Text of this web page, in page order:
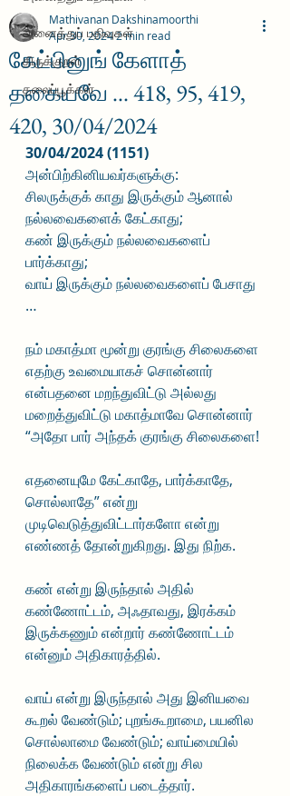
அனைத்துப் பதிவுகள்
திருக்குறள்
தலைப்பூக்கள்
கேட்பினுங் கேளாத்
தகையவே ... 418, 95, 419,
420, 30/04/2024
Mathivanan Dakshinamoorthi
Apr 30, 20242 min read
30/04/2024 (1151)
அன்பிற்கினியவர்களுக்கு:
சிலருக்குக் காது இருக்கும் ஆனால்
நல்லவைகளைக் கேட்காது;
கண் இருக்கும் நல்லவைகளைப்
பார்க்காது;
வாய் இருக்கும் நல்லவைகளைப் பேசாது
…
நம் மகாத்மா மூன்று குரங்கு சிலைகளை
எதற்கு உவமையாகச் சொன்னார்
என்பதனை மறந்துவிட்டு அல்லது
மறைத்துவிட்டு மகாத்மாவே சொன்னார்
“அதோ பார் அந்தக் குரங்கு சிலைகளை!
எதனையுமே கேட்காதே, பார்க்காதே,
சொல்லாதே” என்று
முடிவெடுத்துவிட்டார்களோ என்று
எண்ணத் தோன்றுகிறது. இது நிற்க.
கண் என்று இருந்தால் அதில்
கண்ணோட்டம், அஃதாவது, இரக்கம்
இருக்கணும் என்றார் கண்ணோட்டம்
என்னும் அதிகாரத்தில்.
வாய் என்று இருந்தால் அது இனியவை
கூறல் வேண்டும்; புறங்கூறாமை, பயனில
சொல்லாமை வேண்டும்; வாய்மையில்
நிலைக்க வேண்டும் என்று சில
அதிகாரங்களைப் படைத்தார்.